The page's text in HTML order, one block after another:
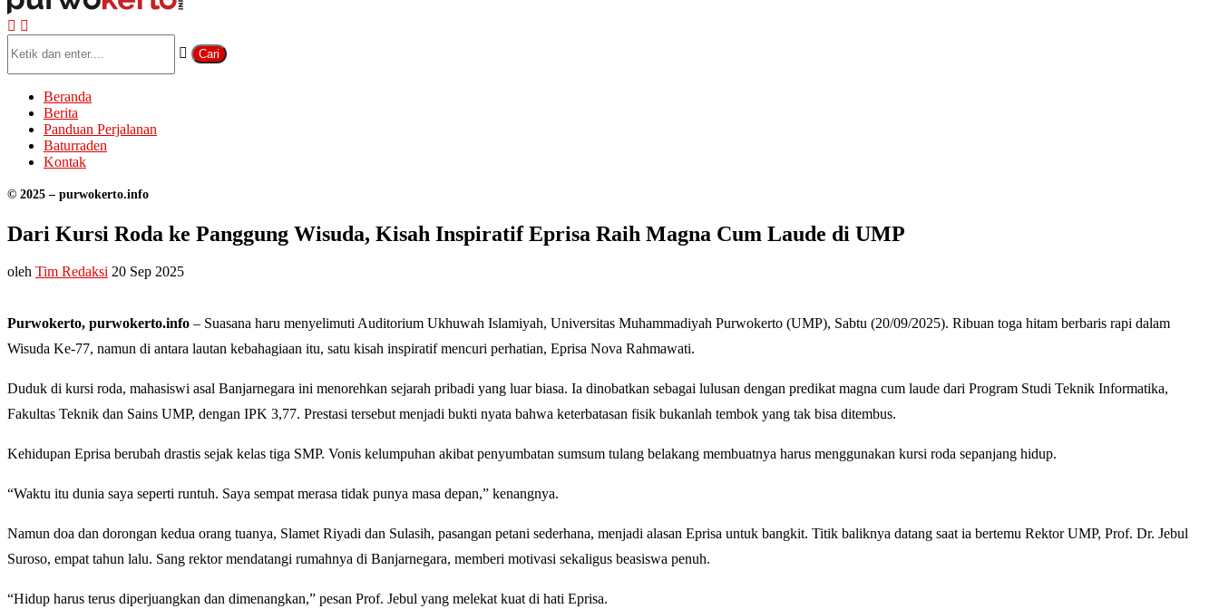
Cari
Beranda
Berita
Panduan Perjalanan
Baturraden
Kontak
© 2025 – purwokerto.info
Dari Kursi Roda ke Panggung Wisuda, Kisah Inspiratif Eprisa Raih Magna Cum Laude di UMP
oleh Tim Redaksi 20 Sep 2025
Purwokerto, purwokerto.info – Suasana haru menyelimuti Auditorium Ukhuwah Islamiyah, Universitas Muhammadiyah Purwokerto (UMP), Sabtu (20/09/2025). Ribuan toga hitam berbaris rapi dalam
Wisuda Ke-77, namun di antara lautan kebahagiaan itu, satu kisah inspiratif mencuri perhatian, Eprisa Nova Rahmawati.
Duduk di kursi roda, mahasiswi asal Banjarnegara ini menorehkan sejarah pribadi yang luar biasa. Ia dinobatkan sebagai lulusan dengan predikat magna cum laude dari Program Studi Teknik Informatika,
Fakultas Teknik dan Sains UMP, dengan IPK 3,77. Prestasi tersebut menjadi bukti nyata bahwa keterbatasan fisik bukanlah tembok yang tak bisa ditembus.
Kehidupan Eprisa berubah drastis sejak kelas tiga SMP. Vonis kelumpuhan akibat penyumbatan sumsum tulang belakang membuatnya harus menggunakan kursi roda sepanjang hidup.
“Waktu itu dunia saya seperti runtuh. Saya sempat merasa tidak punya masa depan,” kenangnya.
Namun doa dan dorongan kedua orang tuanya, Slamet Riyadi dan Sulasih, pasangan petani sederhana, menjadi alasan Eprisa untuk bangkit. Titik baliknya datang saat ia bertemu Rektor UMP, Prof. Dr. Jebul
Suroso, empat tahun lalu. Sang rektor mendatangi rumahnya di Banjarnegara, memberi motivasi sekaligus beasiswa penuh.
“Hidup harus terus diperjuangkan dan dimenangkan,” pesan Prof. Jebul yang melekat kuat di hati Eprisa.